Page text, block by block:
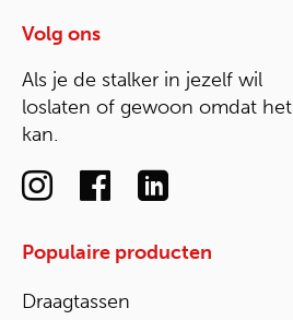
Volg ons
Als je de stalker in jezelf wil
loslaten of gewoon omdat het
kan.
Populaire producten
Draagtassen